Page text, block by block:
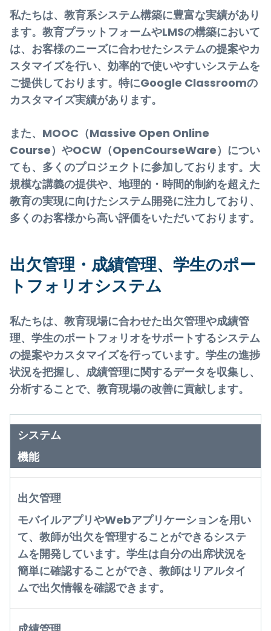
私たちは、教育系システム構築に豊富な実績があり
ます。教育プラットフォームやLMSの構築において
は、お客様のニーズに合わせたシステムの提案やカ
スタマイズを行い、効率的で使いやすいシステムを
ご提供しております。特にGoogle Classroomの
カスタマイズ実績があります。
また、MOOC（Massive Open Online
Course）やOCW（OpenCourseWare）につい
ても、多くのプロジェクトに参加しております。大
規模な講義の提供や、地理的・時間的制約を超えた
教育の実現に向けたシステム開発に注力しており、
多くのお客様から高い評価をいただいております。
出欠管理・成績管理、学生のポー
トフォリオシステム
私たちは、教育現場に合わせた出欠管理や成績管
理、学生のポートフォリオをサポートするシステム
の提案やカスタマイズを行っています。学生の進捗
状況を把握し、成績管理に関するデータを収集し、
分析することで、教育現場の改善に貢献します。
システム
機能
出欠管理
モバイルアプリやWebアプリケーションを用い
て、教師が出欠を管理することができるシステ
ムを開発しています。学生は自分の出席状況を
簡単に確認することができ、教師はリアルタイ
ムで出欠情報を確認できます。